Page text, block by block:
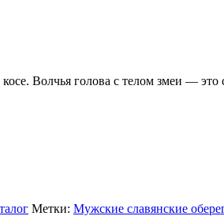
Волчья голова с телом змеи —
Метки: Мужские славянские